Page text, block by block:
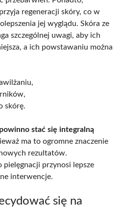
regeneracji skóry, co w
jej wyglądu. Skóra ze
szczególnej uwagi, aby ich
a ich powstawaniu można
skórę.
stać się integralną
ma to ogromne znaczenie
rezultatów.
pielęgnacji przynosi lepsze
interwencje.
się na